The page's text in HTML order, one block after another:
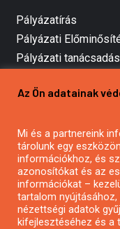
Pályázatírás
Pályázati
Pályázati tanácsadás
Mezőgazdasági
Pályázatírás civil
Pályázatírás
Pályázatfigyelés
Specifikus
Az Ön adatainak
Mi és a partnereink
tárolunk egy
információkhoz, és
azonosítókat és az
információkat –
tartalom
nézettségi adatok
kifejlesztéséhez és a